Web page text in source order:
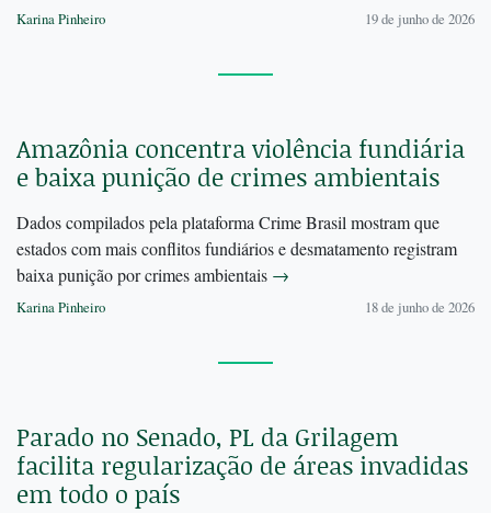
Karina Pinheiro 19 de junho de 2026
Amazônia concentra violência fundiária
e baixa punição de crimes ambientais
Dados compilados pela plataforma Crime Brasil mostram que
estados com mais conflitos fundiários e desmatamento registram
baixa punição por crimes ambientais →
Karina Pinheiro 18 de junho de 2026
Parado no Senado, PL da Grilagem
facilita regularização de áreas invadidas
em todo o país